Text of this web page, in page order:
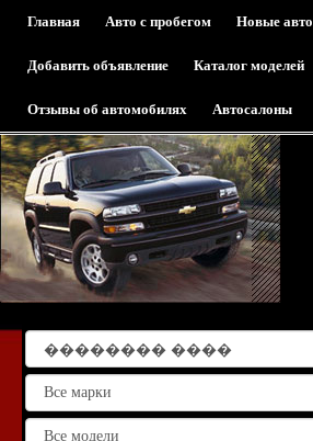
Главная Авто с пробегом Новые авто
Добавить объявление Каталог моделей
Отзывы об автомобилях Автосалоны